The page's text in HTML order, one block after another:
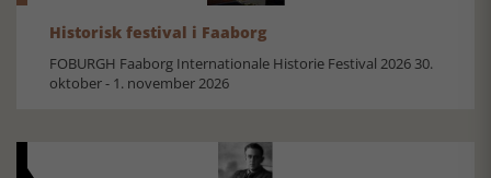
Historisk festival i Faaborg
FOBURGH Faaborg Internationale Historie Festival 2026 30.
oktober - 1. november 2026